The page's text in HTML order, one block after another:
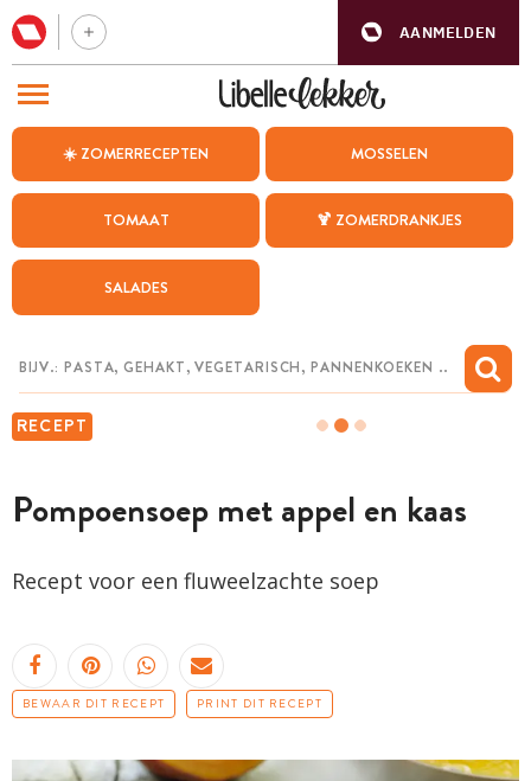
AANMELDEN
☀️ ZOMERRECEPTEN MOSSELEN
TOMAAT 🍹 ZOMERDRANKJES
SALADES
RECEPT
Pompoensoep met appel en kaas
Recept voor een fluweelzachte soep
BEWAAR DIT RECEPT PRINT DIT RECEPT
BEZOEK ONZE ANDERE WEBSITES
WEEKMENU
CHAT MET MAIA
MIJN BEWAARDE RECEPTEN